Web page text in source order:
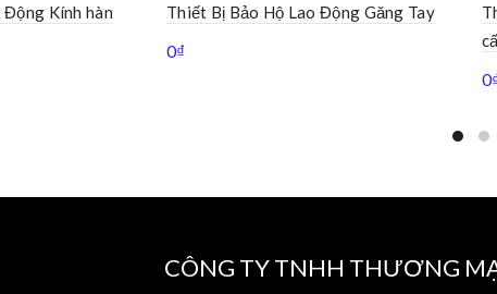
Kính hàn Thiết Bị Bảo Hộ Lao Động Găng Tay
0₫
0
CÔNG TY TNHH THƯƠNG